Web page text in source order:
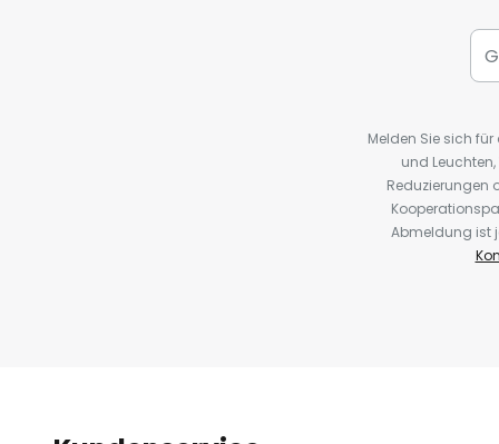
Melden Sie sich
und
Reduzierungen
Abmeldung ist